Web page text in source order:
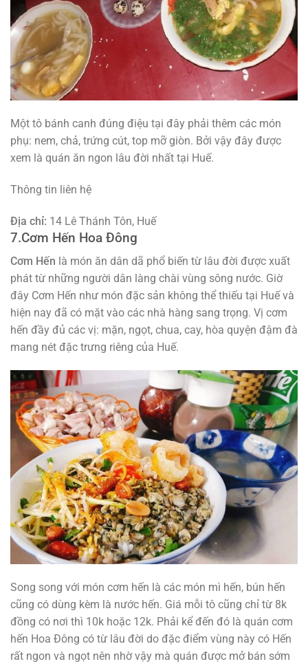
Một tô bánh canh đúng điệu tại đây phải thêm các món
phụ: nem, chả, trứng cút, top mỡ giòn. Bởi vậy đây được
xem là quán ăn ngon lâu đời nhất tại Huế.
Thông tin liên hệ
Địa chỉ: 14 Lê Thánh Tôn, Huế
7.Cơm Hến Hoa Đông
Cơm Hến là món ăn dân dã phổ biến từ lâu đời được xuất
phát từ những người dân làng chài vùng sông nước. Giờ
đây Cơm Hến như món đặc sản không thể thiếu tại Huế và
hiện nay đã có mặt vào các nhà hàng sang trọng. Vị cơm
hến đầy đủ các vị: mặn, ngọt, chua, cay, hòa quyện đậm đà
mang nét đặc trưng riêng của Huế.
Song song với món cơm hến là các món mì hến, bún hến
cũng có dùng kèm là nước hến. Giá mỗi tô cũng chỉ từ 8k
đồng có nơi thì 10k hoặc 12k. Phải kể đến đó là quán cơm
hến Hoa Đông có từ lâu đời do đặc điểm vùng này có Hến
rất ngon và ngọt nên nhờ vậy mà quán được mở bán sớm